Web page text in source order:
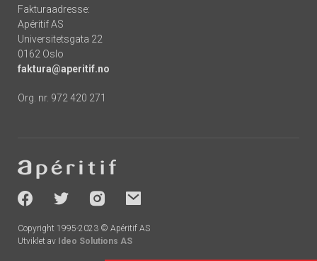
Fakturaadresse:
Apéritif AS
Universitetsgata 22
0162 Oslo
faktura@aperitif.no
Org. nr. 972 420 271
-
socials
Copyright 1995-2023 © Apéritif AS
Utviklet av Ideo Solutions AS